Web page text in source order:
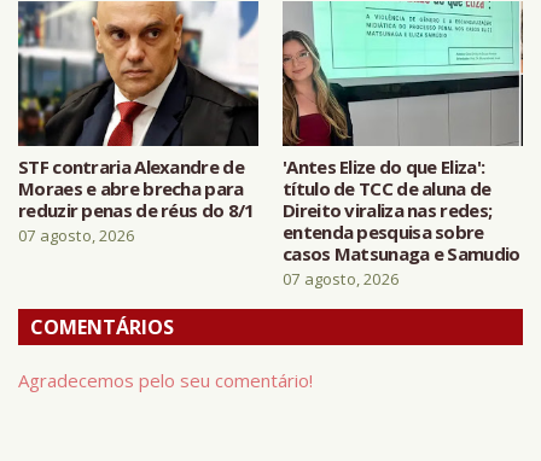
STF contraria Alexandre de
Moraes e abre brecha para
reduzir penas de réus do 8/1
07 agosto, 2026
'Antes Elize do que Eliza':
título de TCC de aluna de
Direito viraliza nas redes;
entenda pesquisa sobre
casos Matsunaga e Samudio
07 agosto, 2026
COMENTÁRIOS
Agradecemos pelo seu comentário!